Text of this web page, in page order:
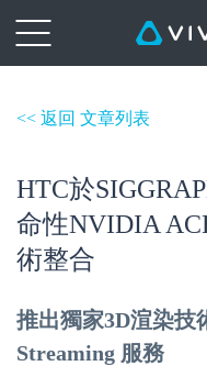
<< 返回 文章列表
HTC於
命性NVIDIA
術整合
推出獨家3D渲染技
Streaming 服務